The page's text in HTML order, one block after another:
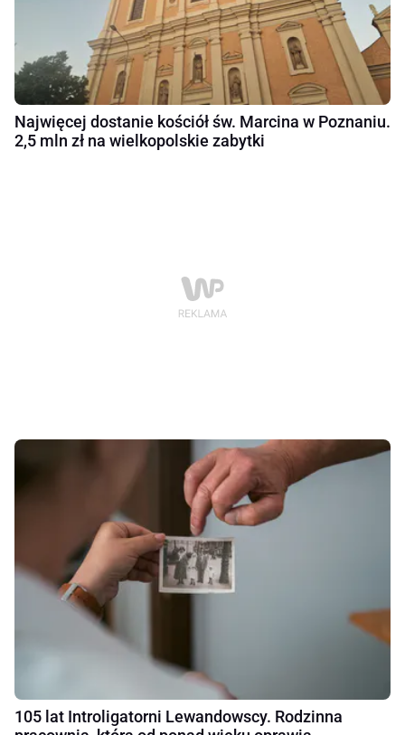
Najwięcej dostanie kościół św. Marcina w Poznaniu.
2,5 mln zł na wielkopolskie zabytki
105 lat Introligatorni Lewandowscy. Rodzinna